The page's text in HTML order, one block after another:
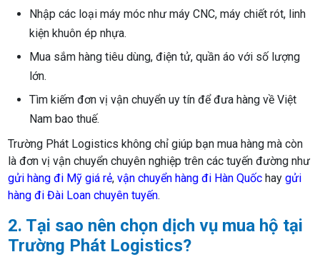
Nhập các loại máy móc như máy CNC, máy chiết rót, linh
kiện khuôn ép nhựa.
Mua sắm hàng tiêu dùng, điện tử, quần áo với số lượng
lớn.
Tìm kiếm đơn vị vận chuyển uy tín để đưa hàng về Việt
Nam bao thuế.
Trường Phát Logistics không chỉ giúp bạn mua hàng mà còn
là đơn vị vận chuyển chuyên nghiệp trên các tuyến đường như
gửi hàng đi Mỹ giá rẻ,vận chuyển hàng đi Hàn Quốc haygửi
hàng đi Đài Loan chuyên tuyến.
2. Tại sao nên chọn dịch vụ mua hộ tại
Trường Phát Logistics?